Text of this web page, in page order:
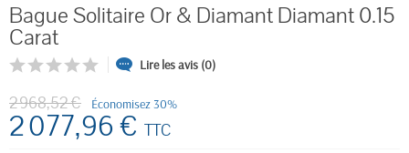
Bague Solitaire Or & Diamant Diamant 0.15
Carat
Lire les avis (0)
2 968,52 € Économisez 30%
2 077,96 € TTC